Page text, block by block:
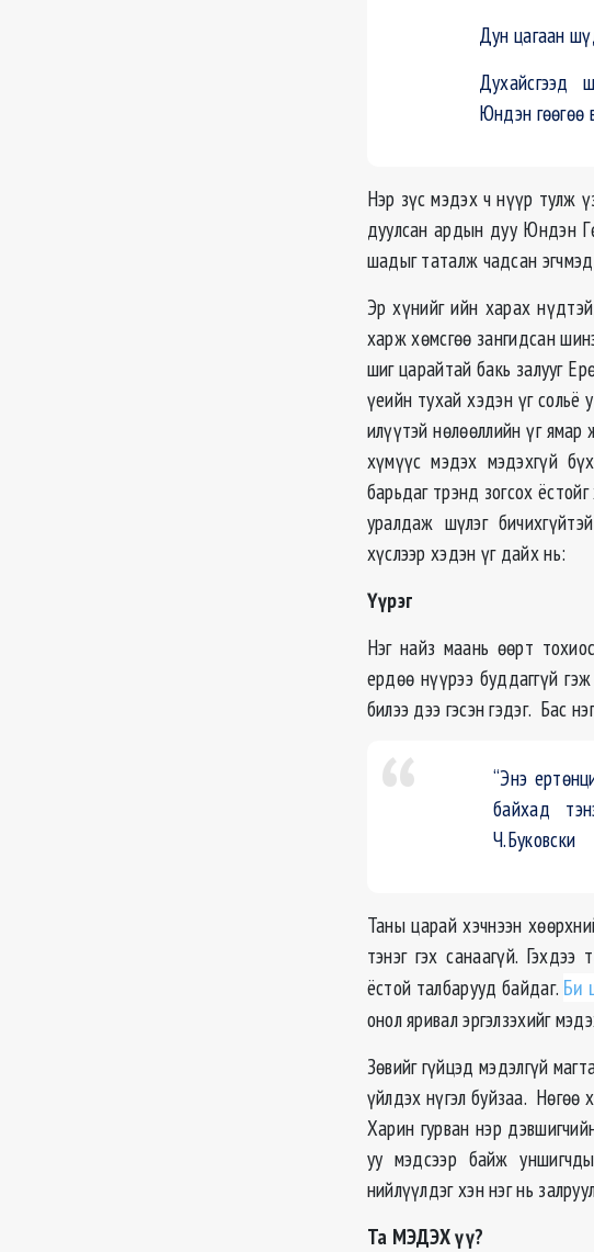
Дун цагаан
Духайсгээд
Юндэн гөөгөө
Нэр зүс мэдэх ч нүүр тулж
дуулсан ардын дуу Юндэн
шадыг таталж чадсан
Эр хүнийг ийн харах
харж хөмсгөө зангидсан
шиг царайтай бакь залууг
үеийн тухай хэдэн үг сольё
илүүтэй нөлөөллийн үг ямар
хүмүүс мэдэх мэдэхгүй
барьдаг трэнд зогсох
уралдаж шүлэг
хүслээр хэдэн үг дайх нь:
Үүрэг
Нэг найз маань өөрт
ердөө нүүрээ буддаггүй
билээ дээ гэсэн гэдэг. Бас
“Энэ
байхад
Ч.Буковски
Таны царай хэчнээн
тэнэг гэх санаагүй.
ёстой талбарууд байдаг. Би
онол яривал эргэлзэхийг
Зөвийг гүйцэд мэдэлгүй
үйлдэх нүгэл буйзаа. Нөгөө
Харин гурван нэр
уу мэдсээр байж
нийлүүлдэг хэн нэг нь
Та МЭДЭХ үү?